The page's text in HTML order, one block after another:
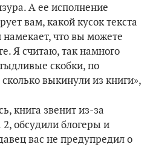
А ее исполнение
вам, какой кусок текста
что вы можете
Я считаю, так намного
скобки, по
выкинули из книги»,
книга звенит из-за
обсудили блогеры и
вас не предупредил о